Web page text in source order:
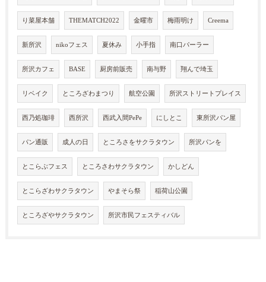
り菜屋本舗 THEMATCH2022 金曜市 梅雨明け Creema
新所沢 nikoフェス 夏休み 小手指 南口パーラー
所沢カフェ BASE 厨房前販売 南与野 翔んで埼玉
リベイク ところざわまつり 航空公園 所沢ストリートプレイス
西乃処珈琲 西所沢 西武入間PePe にしとこ 東所沢パン屋
パン通販 成人の日 ところさをサクラタウン 所沢パンを
とこらぶフェス ところさわサクラタウン かしどん
とこらざわサクラタウン やまそら祭 稲荷山公園
ところざやサクラタウン 所沢市民フェスティバル